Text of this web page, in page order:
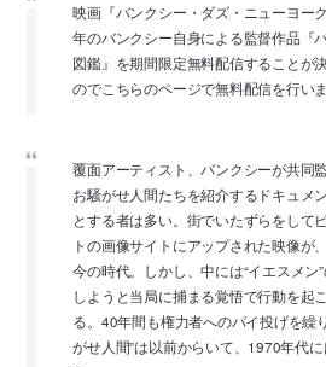
映画『バンクシー・ダズ・ニューヨー
年のバンクシー自­身による監督作品『
図鑑』を期間限定無料配信することが­
のでこちらのページで無料配信を行い
覆面アーティスト、バンクシーが共同
お騒がせ人間たちを­紹介するドキュメ
とする者は多い。街でいたずらをして
ト­の画像サイトにアップされた映像が
今の時代。しかし、中­には“イエスメン
しようと当局に捕まる覚悟で行動を起
る。40年間も権力者へのパイ投げを繰
がせ人間”は以前からいて、1970年代